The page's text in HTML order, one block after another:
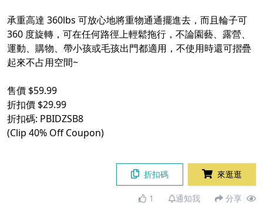
承重高達 360lbs 可放心地將重物通通擺進去，而且輪子可
360 度旋轉，可在任何路徑上輕鬆拖行，不論園藝、露營、
運動、購物、帶小孩或毛孩出門都適用，不使用時還可摺疊
起來不占用空間~
售價 $59.99
折扣價 $29.99
折扣碼: PBIDZSB8
(Clip 40% Off Coupon)
折扣碼 來逛逛
1 通知我 分享